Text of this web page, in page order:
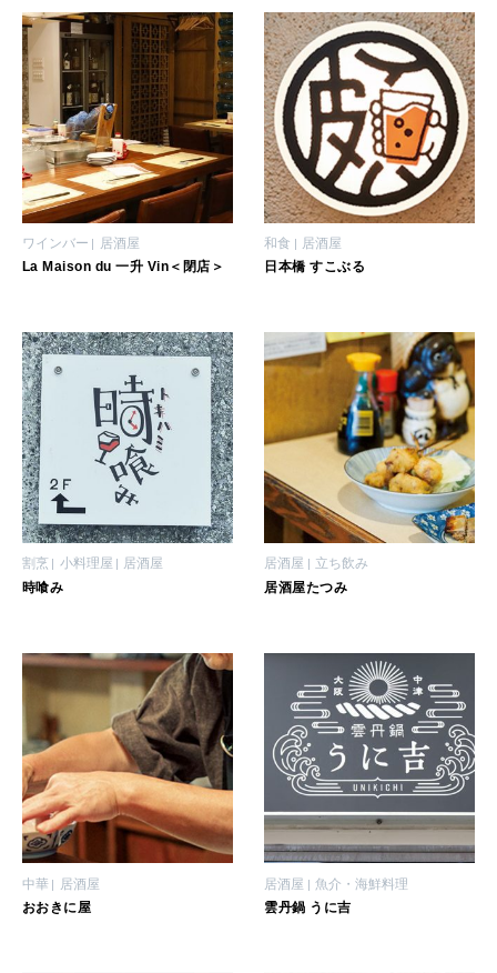
2026年8月号『お茶の時間です。』
2026年7月号「鎌倉 ローカルが 教えてくれた 本当の歩き方。」
2026年6月号「大銀座 トレンドが生まれる 新しい一流店へ。」
2026年5月号「“大好き”に出会いに。韓国」
2026年4月号「未来をつくる、学びの教科書。」
2026年2月号「良運を掴む 新・開運術。」
2026年1月号「猫がいれば、幸せ」
2025年12月号「お酒の新常識。」
MAGAZINE MOOK
FOLLOW US!
ワインバー 居酒屋
La Maison du 一升 Vin＜閉店＞
和食 居酒屋
日本橋 すこぶる
割烹 小料理屋 居酒屋
時喰み
居酒屋 立ち飲み
居酒屋たつみ
中華 居酒屋
おおきに屋
居酒屋 魚介・海鮮料理
雲丹鍋 うに吉